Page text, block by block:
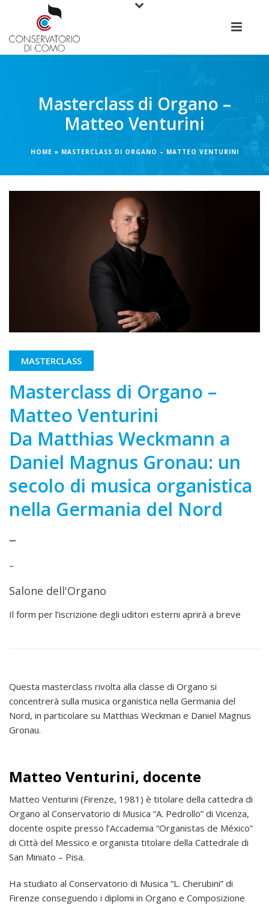
Masterclass di Organo –
Matteo Venturini
HOME » MASTERCLASS DI ORGANO – MATTEO VENTURINI
MASTERCLASS
Masterclass di Organo –
Matteo Venturini
Da Matthias Weckmann a
Daniel Magnus Gronau: un
secolo di musica organistica
nella Germania del Nord
–
–
Salone dell'Organo
Il form per l’iscrizione degli uditori esterni aprirà a breve
Questa masterclass rivolta alla classe di Organo si
concentrerà sulla musica organistica nella Germania del
Nord, in particolare su Matthias Weckman e Daniel Magnus
Gronau.
Matteo Venturini, docente
Matteo Venturini (Firenze, 1981) è titolare della cattedra di
Organo al Conservatorio di Musica “A. Pedrollo” di Vicenza,
docente ospite presso l’Accademia “Organistas de México”
di Città del Messico e organista titolare della Cattedrale di
San Miniato – Pisa.
Ha studiato al Conservatorio di Musica “L. Cherubini” di
Firenze conseguendo i diplomi in Organo e Composizione